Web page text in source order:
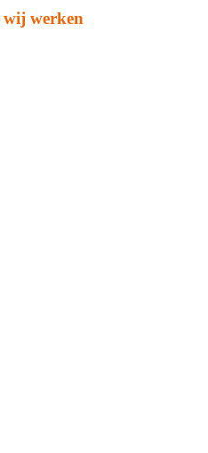
wij werken